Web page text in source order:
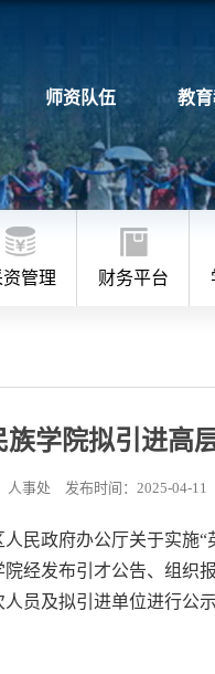
师资队伍 教
资管理 财务平台
学院拟引进高
人事处 发布时间：2025-04-11
民政府办公厅关于实施
院经发布引才公告、组
员及拟引进单位进行公示